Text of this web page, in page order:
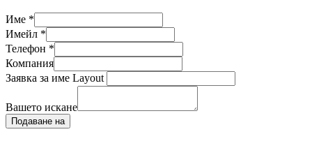
Име *
Имейл *
Телефон *
Компания
Заявка за име Layout
Вашето искане
Подаване на